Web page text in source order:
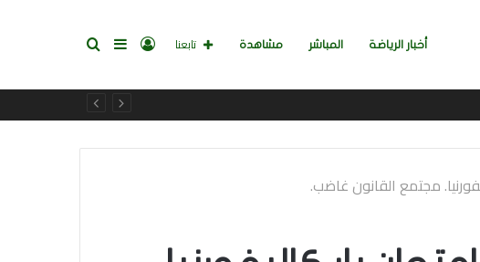
أخبار الرياضة المباشر مشاهدة بحثإضافةتسجيل تابعنا
مجتمع القانون غاضب.